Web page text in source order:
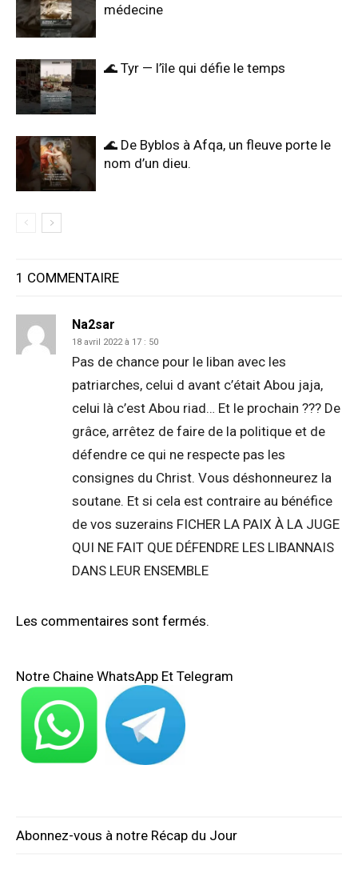
médecine
🌊 Tyr — l’île qui défie le temps
🌊 De Byblos à Afqa, un fleuve porte le
nom d’un dieu.
1 COMMENTAIRE
Na2sar
18 avril 2022 à 17 : 50
Pas de chance pour le liban avec les
patriarches, celui d avant c’était Abou jaja,
celui là c’est Abou riad… Et le prochain ??? De
grâce, arrêtez de faire de la politique et de
défendre ce qui ne respecte pas les
consignes du Christ. Vous déshonneurez la
soutane. Et si cela est contraire au bénéfice
de vos suzerains FICHER LA PAIX À LA JUGE
QUI NE FAIT QUE DÉFENDRE LES LIBANNAIS
DANS LEUR ENSEMBLE
Les commentaires sont fermés.
Notre Chaine WhatsApp Et Telegram
Abonnez-vous à notre Récap du Jour